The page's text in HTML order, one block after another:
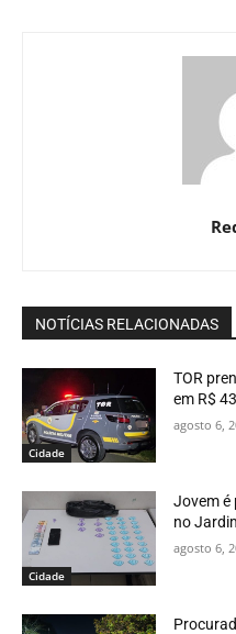
NOTÍCIAS RELACIONADAS
Cidade
TOR
em R$
agosto 6,
Cidade
Jovem é
no
agosto 6,